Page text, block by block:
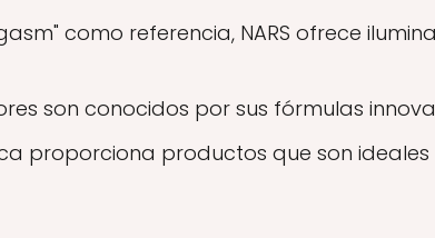
como referencia, NARS ofrece
son conocidos por sus fórmulas
proporciona productos que son